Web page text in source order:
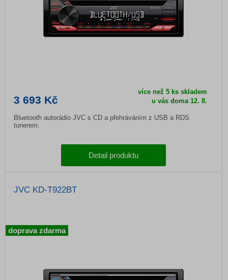
3 693 Kč
více než 5 ks skladem
u vás doma12. 8.
Bluetooth autorádio JVC s CD a přehráváním z USB a RDS
tunerem.
Detail produktu
JVC KD-T922BT
doprava zdarma